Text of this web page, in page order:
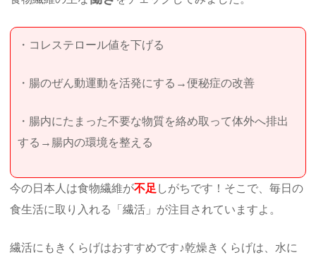
・コレステロール値を下げる
・腸のぜん動運動を活発にする→便秘症の改善
・腸内にたまった不要な物質を絡め取って体外へ排出
する→腸内の環境を整える
今の日本人は食物繊維が不足 しがちです！そこで、毎日の
食生活に取り入れる「繊活」が注目されていますよ。
繊活にもきくらげはおすすめです♪乾燥きくらげは、水に